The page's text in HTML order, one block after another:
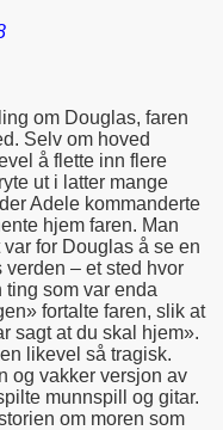
om Douglas, faren
Selv om hoved
å flette inn flere
ut i latter mange
Adele kommanderte
hjem faren. Man
for Douglas å se en
– et sted hvor
som var enda
fortalte faren, slik at
sagt at du skal hjem».
likevel så tragisk.
og vakker versjon av
munnspill og gitar.
om moren som